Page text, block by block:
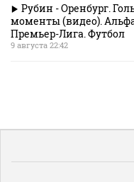
Рубин - Оренбург.
моменты (видео).
Премьер-Лига. Футбол
9 августа 22:42